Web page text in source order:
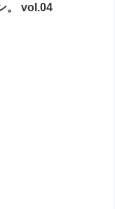
。 vol.04